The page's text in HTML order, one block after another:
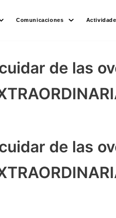
Comunicaciones
de las
de las